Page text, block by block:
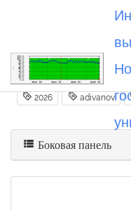
Вы посетили
2026 adivanov
Боковая панель